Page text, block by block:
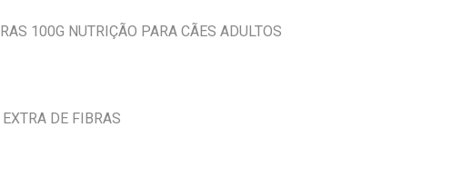
100G NUTRIÇÃO PARA CÃES ADULTOS
DE FIBRAS